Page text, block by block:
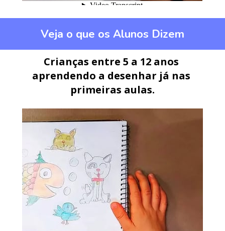
Veja o que os Alunos Dizem
Crianças entre 5 a 12 anos
aprendendo a desenhar já nas
primeiras aulas.